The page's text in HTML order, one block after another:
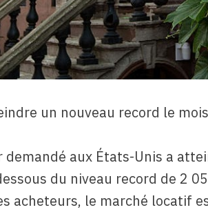
un nouveau record le
demandé aux États-Unis a
du niveau record de 2
acheteurs, le marché locatif